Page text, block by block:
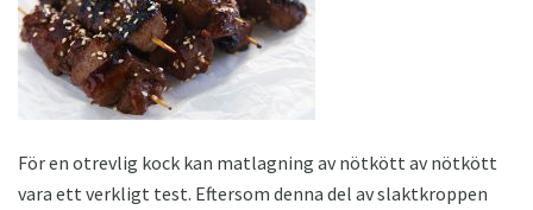
För en otrevlig kock kan matlagning av nötkött av nötkött
vara ett verkligt test. Eftersom denna del av slaktkroppen